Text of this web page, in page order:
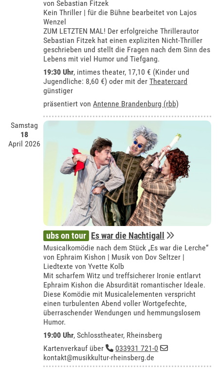
von Sebastian Fitzek
Kein Thriller | für die Bühne bearbeitet von Lajos
Wenzel
ZUM LETZTEN MAL! Der erfolgreiche Thrillerautor
Sebastian Fitzek hat einen expliziten Nicht-Thriller
geschrieben und stellt die Fragen nach dem Sinn des
Lebens mit viel Humor und Tiefgang.
19:30 Uhr, intimes theater, 17,10 € (Kinder und
Jugendliche: 8,60 €) oder mit derTheatercard
günstiger
präsentiert vonAntenne Brandenburg (rbb)
Samstag
18
April 2026
ubs on tour Es war die Nachtigall
Musicalkomödie nach dem Stück „Es war die Lerche“
von Ephraim Kishon | Musik von Dov Seltzer |
Liedtexte von Yvette Kolb
Mit scharfem Witz und treffsicherer Ironie entlarvt
Ephraim Kishon die Absurdität romantischer Ideale.
Diese Komödie mit Musicalelementen verspricht
einen turbulenten Abend voller Wortgefechte,
überraschender Wendungen und hemmungslosem
Humor.
19:00 Uhr,Schlosstheater, Rheinsberg
Kartenverkauf über
033931 721-0
kontakt@musikkultur-rheinsberg.de